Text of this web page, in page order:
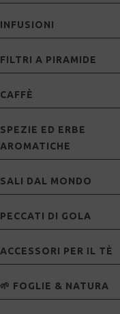
INFUSIONI
FILTRI A PIRAMIDE
CAFFÈ
SPEZIE ED ERBE
AROMATICHE
SALI DAL MONDO
PECCATI DI GOLA
ACCESSORI PER IL TÈ
🌱 FOGLIE & NATURA